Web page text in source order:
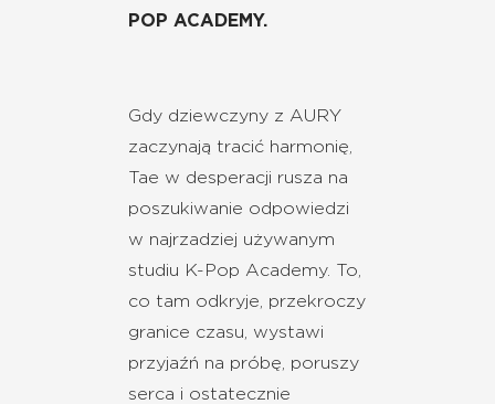
POP ACADEMY.
Gdy dziewczyny z AURY
zaczynają tracić harmonię,
Tae w desperacji rusza na
poszukiwanie odpowiedzi
w najrzadziej używanym
studiu K-Pop Academy. To,
co tam odkryje, przekroczy
granice czasu, wystawi
przyjaźń na próbę, poruszy
serca i ostatecznie